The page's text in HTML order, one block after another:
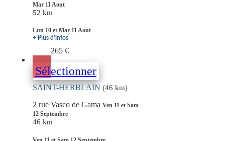
Mar 11 Aout
52 km
Lun 10 et Mar 11 Aout
+ Plus d'infos
265 €
Sélectionner
SAINT-HERBLAIN (46 km)
2 rue Vasco de Gama Ven 11 et Sam
12 Septembre
46 km